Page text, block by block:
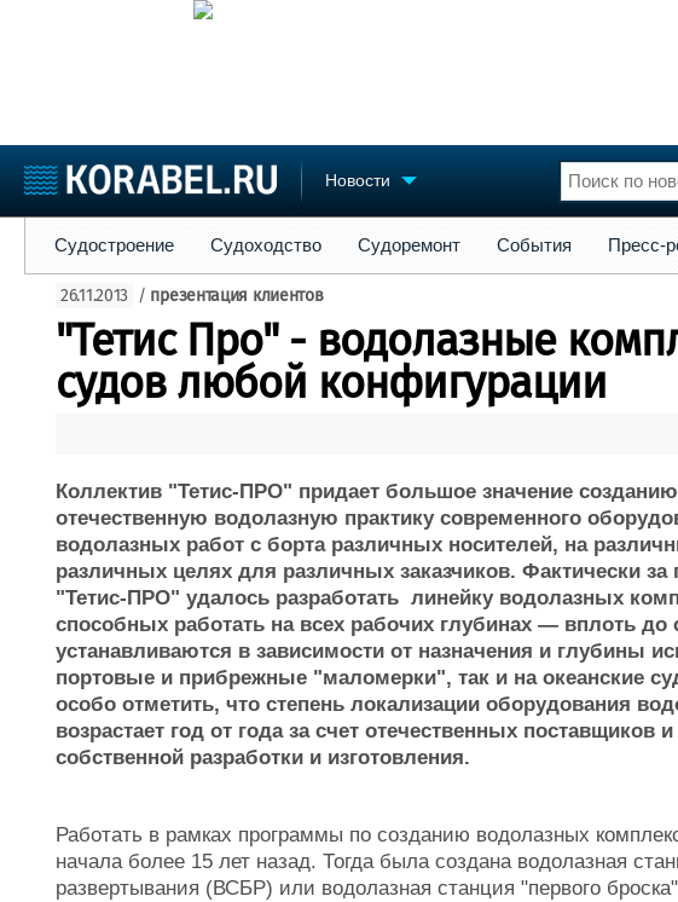
Новости
Судостроение
Пульс
Новости
Репутация
Журнал
Реклама
Торговая площадка
Доска объявлений
Продажа флота
Оборудование
Изделия
Конференции
Личности
Судостроение Судоходство Судоремонт События Пресс-
26.11.2013 / презентация клиентов
"Тетис Про" - водолазные
судов любой конфигурации
Коллектив "Тетис-ПРО" придает большое значение
отечественную водолазную практику современного
водолазных работ с борта различных носителей, на
различных целях для различных заказчиков. Фактически за
"Тетис-ПРО" удалось разработать линейку водолазных
способных работать на всех рабочих глубинах — вплоть до
устанавливаются в зависимости от назначения и глубины
портовые и прибрежные "маломерки", так и на океанские
особо отметить, что степень локализации оборудования
возрастает год от года за счет отечественных поставщиков
собственной разработки и изготовления.
Работать в рамках программы по созданию водолазных
начала более 15 лет назад. Тогда была создана водолазная
развертывания (ВСБР) или водолазная станция "первого